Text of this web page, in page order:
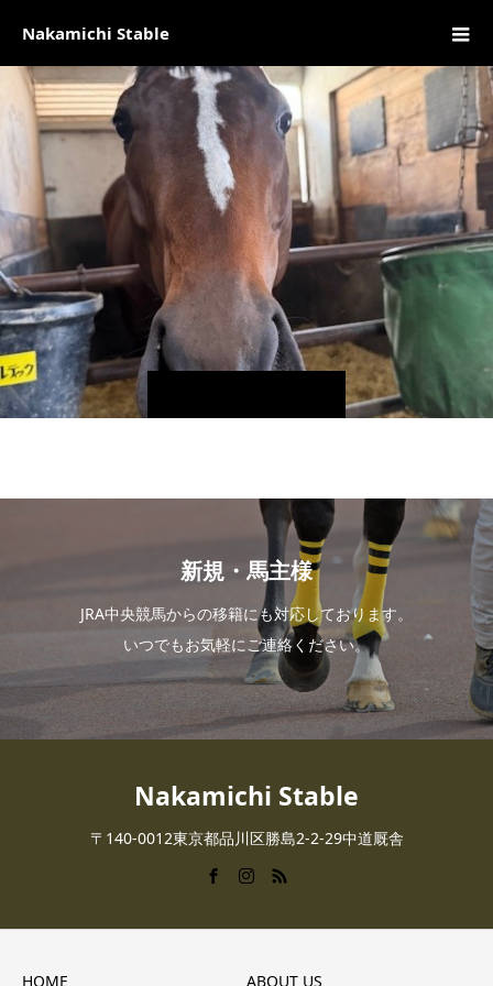
Nakamichi Stable
新規・馬主様
JRA中央競馬からの移籍にも対応しております。
いつでもお気軽にご連絡ください。
Nakamichi Stable
〒140-0012東京都品川区勝島2-2-29中道厩舎
HOME ABOUT US